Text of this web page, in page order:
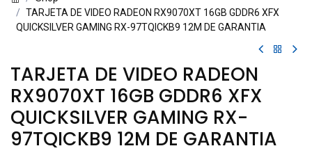
TARJETA DE VIDEO RADEON RX9070XT 16GB GDDR6 XFX
QUICKSILVER GAMING RX-97TQICKB9 12M DE GARANTIA
TARJETA DE VIDEO RADEON
RX9070XT 16GB GDDR6 XFX
QUICKSILVER GAMING RX-
97TQICKB9 12M DE GARANTIA